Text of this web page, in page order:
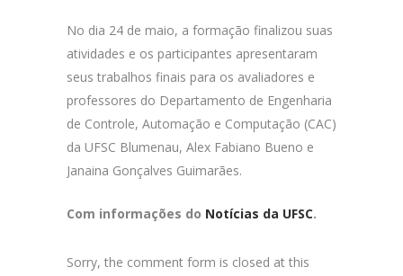
No dia 24 de maio, a formação finalizou suas
atividades e os participantes apresentaram
seus trabalhos finais para os avaliadores e
professores do Departamento de Engenharia
de Controle, Automação e Computação (CAC)
da UFSC Blumenau, Alex Fabiano Bueno e
Janaina Gonçalves Guimarães.
Com informações do Notícias da UFSC.
Sorry, the comment form is closed at this